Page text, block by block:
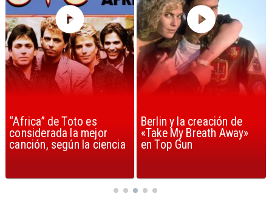
“Africa” de Toto es
considerada la mejor
canción, según la ciencia
Berlin y la creación de
«Take My Breath Away»
en Top Gun